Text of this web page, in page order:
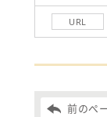
URL
前のペ